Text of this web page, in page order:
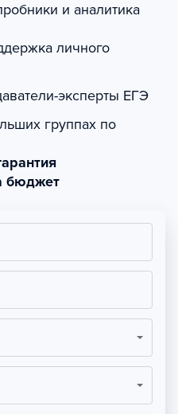
и аналитика
личного
эксперты ЕГЭ
группах по
бюджет